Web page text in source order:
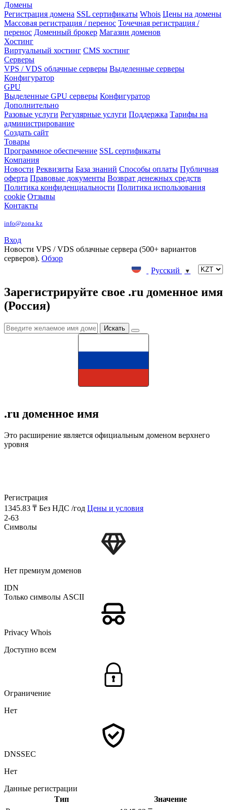
Домены
Регистрация домена SSL сертификаты Whois Цены на домены
Массовая регистрация / перенос Точечная регистрация /
перенос Доменный брокер Магазин доменов
Хостинг
Виртуальный хостинг CMS хостинг
Серверы
VPS / VDS облачные серверы Выделенные серверы
Конфигуратор
GPU
Выделенные GPU серверы Конфигуратор
Дополнительно
Разовые услуги Регулярные услуги Поддержка Тарифы на
администрирование
Создать сайт
Товары
Программное обеспечение SSL сертификаты
Компания
Новости Реквизиты База знаний Способы оплаты Публичная
оферта Правовые документы Возврат денежных средств
Политика конфиденциальности Политика использования
cookie Отзывы
Контакты
info@zona.kz
Вход
Новости VPS / VDS облачные сервера (500+ вариантов
серверов). Обзор
Русский
▼
Зарегистрируйте свое .ru доменное имя
(Россия)
.ru доменное имя
Это расширение является официальным доменом верхнего
уровня
Регистрация
1345.83 ₸ Без НДС /год Цены и условия
2-63
Символы
Нет премиум доменов
IDN
Только символы ASCII
Privacy Whois
Доступно всем
Ограничение
Нет
DNSSEC
Нет
Данные регистрации
Тип
Значение